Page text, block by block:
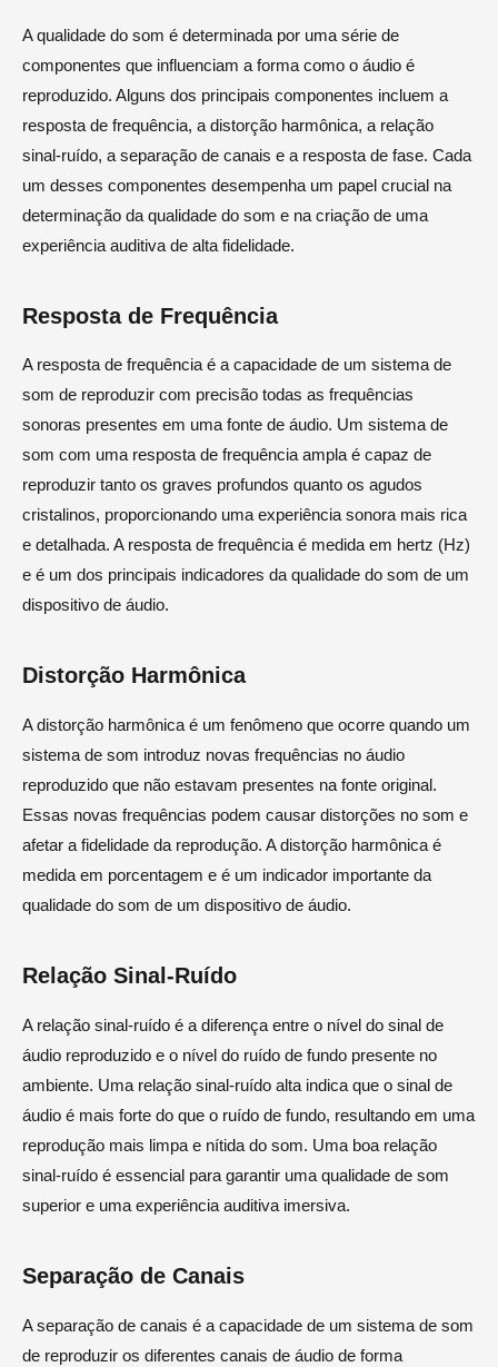
A qualidade do som é determinada por uma série de
componentes que influenciam a forma como o áudio é
reproduzido. Alguns dos principais componentes incluem a
resposta de frequência, a distorção harmônica, a relação
sinal-ruído, a separação de canais e a resposta de fase. Cada
um desses componentes desempenha um papel crucial na
determinação da qualidade do som e na criação de uma
experiência auditiva de alta fidelidade.
Resposta de Frequência
A resposta de frequência é a capacidade de um sistema de
som de reproduzir com precisão todas as frequências
sonoras presentes em uma fonte de áudio. Um sistema de
som com uma resposta de frequência ampla é capaz de
reproduzir tanto os graves profundos quanto os agudos
cristalinos, proporcionando uma experiência sonora mais rica
e detalhada. A resposta de frequência é medida em hertz (Hz)
e é um dos principais indicadores da qualidade do som de um
dispositivo de áudio.
Distorção Harmônica
A distorção harmônica é um fenômeno que ocorre quando um
sistema de som introduz novas frequências no áudio
reproduzido que não estavam presentes na fonte original.
Essas novas frequências podem causar distorções no som e
afetar a fidelidade da reprodução. A distorção harmônica é
medida em porcentagem e é um indicador importante da
qualidade do som de um dispositivo de áudio.
Relação Sinal-Ruído
A relação sinal-ruído é a diferença entre o nível do sinal de
áudio reproduzido e o nível do ruído de fundo presente no
ambiente. Uma relação sinal-ruído alta indica que o sinal de
áudio é mais forte do que o ruído de fundo, resultando em uma
reprodução mais limpa e nítida do som. Uma boa relação
sinal-ruído é essencial para garantir uma qualidade de som
superior e uma experiência auditiva imersiva.
Separação de Canais
A separação de canais é a capacidade de um sistema de som
de reproduzir os diferentes canais de áudio de forma